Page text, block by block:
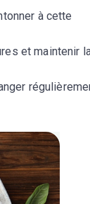
à cette
et maintenir